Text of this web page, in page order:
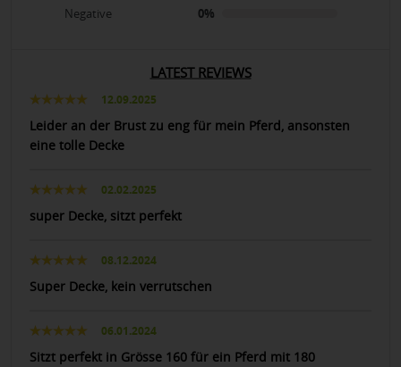
Negative
0%
LATEST REVIEWS
12.09.2025
Leider an der Brust zu eng für mein Pferd, ansonsten
eine tolle Decke
02.02.2025
super Decke, sitzt perfekt
08.12.2024
Super Decke, kein verrutschen
06.01.2024
Sitzt perfekt in Grösse 160 für ein Pferd mit 180